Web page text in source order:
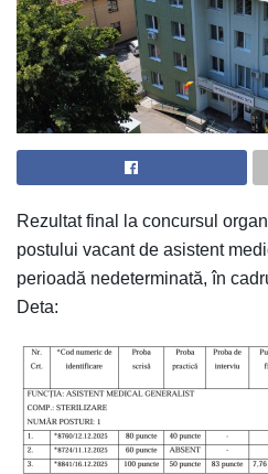
Rezultat final la concursul
postului vacant de asistent
perioadă nedeterminată, în
Deta: